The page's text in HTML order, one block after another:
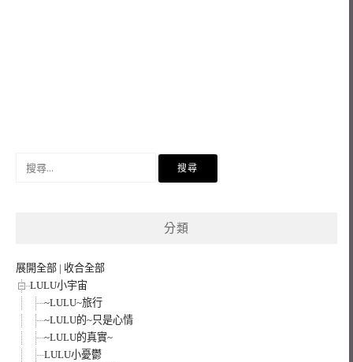
分類
展開全部 | 收合全部
LULU小宇宙
~LULU~旅行
~LULU的~只是心情
~LULU的真實~
LULU小憂鬱